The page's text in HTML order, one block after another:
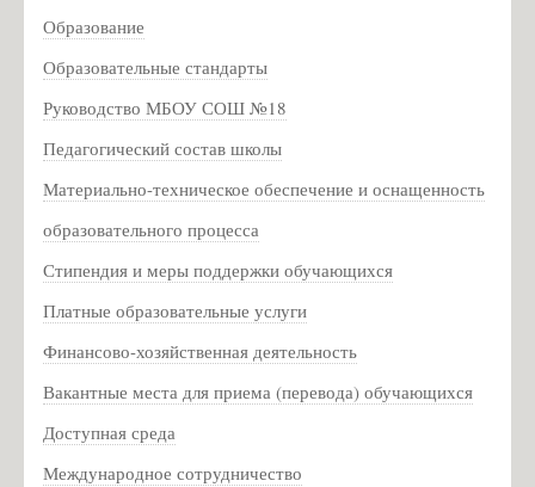
Профилактика гриппа
Информация о мерах личной и общественной
профилактики вирусных заболеваний
Всероссийский конкурс педагогического мастерства
«История в школе: традиции и новации»
Образование
Образовательные стандарты
Руководство МБОУ СОШ №18
Педагогический состав школы
Материально-техническое обеспечение и оснащенность
образовательного процесса
Стипендия и меры поддержки обучающихся
Платные образовательные услуги
Финансово-хозяйственная деятельность
Вакантные места для приема (перевода) обучающихся
Доступная среда
Международное сотрудничество